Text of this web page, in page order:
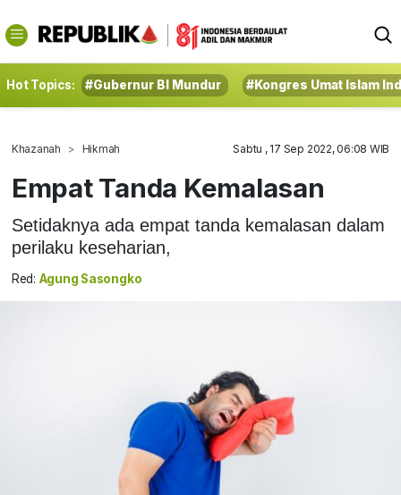
Hot Topics: #Gubernur BI Mundur #Kongres Umat Islam
Khazanah Hikmah Sabtu , 17 Sep 2022, 06:08 WIB
Empat Tanda Kemalasan
Setidaknya ada empat tanda kemalasan dalam
perilaku keseharian,
Red: Agung Sasongko